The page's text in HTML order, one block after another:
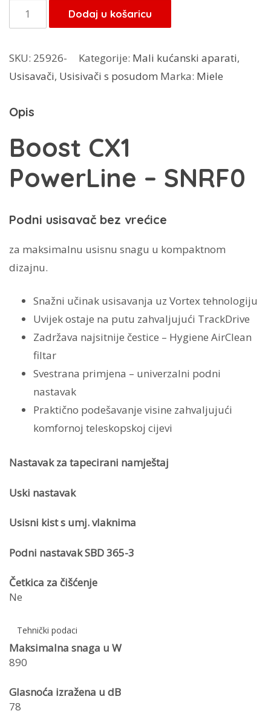
Miele
usisivač
vrećica
Boost
PowerLine
SNRF0
količina
Dodaj u košaricu
SKU: 25926- Kategorije: Mali kućanski aparati,
Usisavači, Usisivači s posudom Marka: Miele
Opis
Boost CX1
PowerLine – SNRF0
Podni usisavač bez vrećice
za maksimalnu usisnu snagu u kompaktnom
dizajnu.
Snažni učinak usisavanja uz Vortex tehnologiju
Uvijek ostaje na putu zahvaljujući TrackDrive
Zadržava najsitnije čestice – Hygiene AirClean
filtar
Svestrana primjena – univerzalni podni
nastavak
Praktično podešavanje visine zahvaljujući
komfornoj teleskopskoj cijevi
Nastavak za tapecirani namještaj
Uski nastavak
Usisni kist s umj. vlaknima
Podni nastavak SBD 365-3
Četkica za čišćenje
Ne
Tehnički podaci
Maksimalna snaga u W
890
Glasnoća izražena u dB
78